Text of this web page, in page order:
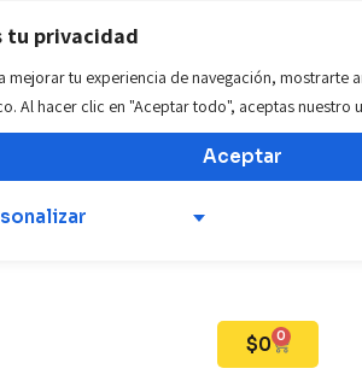
tu privacidad
mejorar tu experiencia de navegación, mostrarte
Al hacer clic en "Aceptar todo", aceptas nuestro
Aceptar
Teléfono: +57 312 569 6924
$0 0